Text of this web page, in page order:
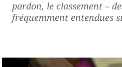
pardon, le classement –
fréquemment entendues